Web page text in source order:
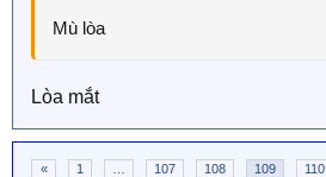
Mù lòa
Lòa mắt
« 1 107 108 109 110